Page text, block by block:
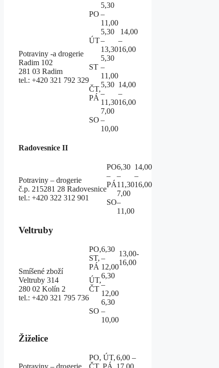
Potraviny -a drogerie
Radim 102
281 03 Radim
tel.: +420 321 792 329
PO
5,30
–
11,00
ÚT
5,30
–
13,30
14,00
–
16,00
ST
5,30
–
11,00
ČT,
PÁ
5,30
–
11,30
14,00
–
16,00
SO
7,00
–
10,00
Radovesnice II
Potraviny – drogerie
č.p. 215281 28 Radovesnice
tel.: +420 322 312 901
PO
–
PÁ
6,30
–
11,30
14,00
–
16,00
SO
7,00
–
11,00
Veltruby
Smíšené zboží
Veltruby 314
280 02 Kolín 2
tel.: +420 321 795 736
PO,
ST,
PÁ
6,30
–
12,00
13,00-
16,00
ÚT,
ČT
6,30
–
12,00
SO
6,30
–
10,00
Žiželice
PO, ÚT,6,00 –